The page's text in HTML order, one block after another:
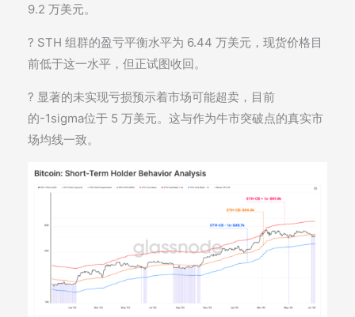
9.2 万美元。
? STH 组群的盈亏平衡水平为 6.44 万美元，现货价格目
前低于这一水平，但正试图收回。
? 显著的未实现亏损预示着市场可能超卖，目前
的-1sigma位于 5 万美元。这与作为牛市突破点的真实市
场均线一致。